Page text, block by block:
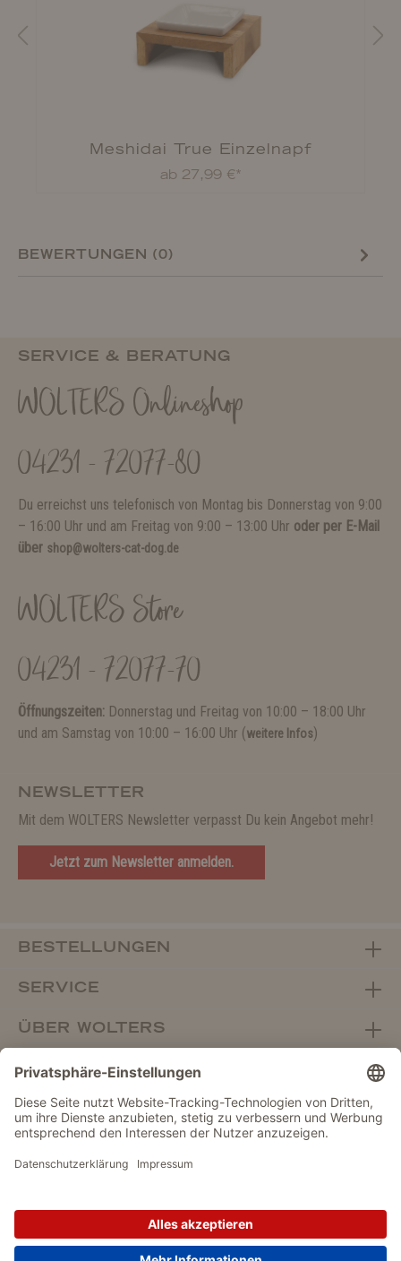
Meshidai True Einzelnapf
ab 27,99 €*
BEWERTUNGEN (0)
SERVICE & BERATUNG
WOLTERS Onlineshop
04231 - 72077-80
Du erreichst uns telefonisch von Montag bis Donnerstag von 9:00
– 16:00 Uhr und am Freitag von 9:00 – 13:00 Uhr oder per E-Mail
über shop@wolters-cat-dog.de
WOLTERS Store
04231 - 72077-70
Öffnungszeiten: Donnerstag und Freitag von 10:00 – 18:00 Uhr
und am Samstag von 10:00 – 16:00 Uhr (weitere Infos)
NEWSLETTER
Mit dem WOLTERS Newsletter verpasst Du kein Angebot mehr!
Jetzt zum Newsletter anmelden.
BESTELLUNGEN
SERVICE
ÜBER WOLTERS
FACHHANDEL
Vertrag widerrufen
IMPRESSUM